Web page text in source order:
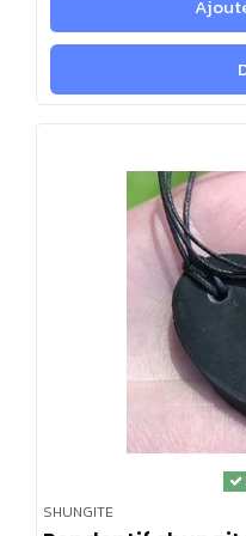
Sur votre bureau :
aider à réduire les
électroniques,
Dans la cuisine :
shungite pour purifier
pierre dans un pichet
Dans votre salon :
peut aider à créer un
harmonieux.
Près des appareils
connue pour
électromagnétiques,
télévision, de votre
électroniques peut
SHUNGITE